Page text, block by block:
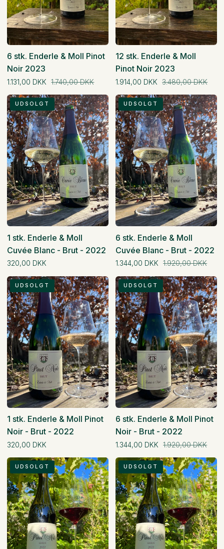
6 stk. Enderle & Moll Pinot
Noir 2023
1.131,00 DKK Normal pris
1.740,00 DKK
12 stk. Enderle & Moll
Pinot Noir 2023
1.914,00 DKK Normal pris
3.480,00 DKK
1
stk.
UDSOLGT
1 stk. Enderle & Moll
Cuvée Blanc - Brut - 2022
320,00 DKK
6
stk.
UDSOLGT
6 stk. Enderle & Moll
Cuvée Blanc - Brut - 2022
1.344,00 DKK Normal pris
1.920,00 DKK
1
stk.
UDSOLGT
1 stk. Enderle & Moll Pinot
Noir - Brut - 2022
320,00 DKK
6
stk.
UDSOLGT
6 stk. Enderle & Moll Pinot
Noir - Brut - 2022
1.344,00 DKK Normal pris
1.920,00 DKK
1
stk.
UDSOLGT
6
stk.
UDSOLGT